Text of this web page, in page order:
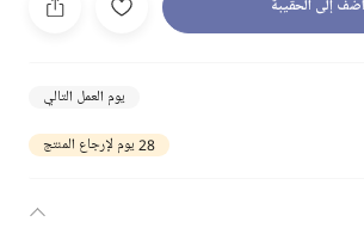
أضف إلى الحقيبة
يوم العمل التالي
28 يوم لإرجاع المنتج